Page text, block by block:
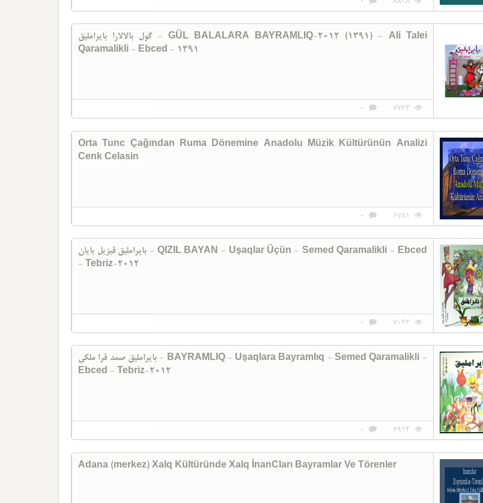
گول بالا‌لارا بایراملیق - GÜL BALALARA BAYRAMLIQ-2012 (1391) - Ali Talei
Qaramalikli - Ebced - 1391
7763
0
Orta Tunc Çağından Ruma Dönemine Anadolu Müzik Kültürünün Analizi
Cenk Celasin
6781
0
بایراملیق قیزیل بایان - QIZIL BAYAN - Uşaqlar Üçün - Semed Qaramalikli - Ebced
- Tebriz-2012
7043
0
بایراملیق صمد قرا ملکی - BAYRAMLIQ - Uşaqlara Bayramlıq - Semed Qaramalikli -
Ebced - Tebriz-2012
6914
0
Adana (merkez) Xalq Kültüründe Xalq İnanCları Bayramlar Ve Törenler